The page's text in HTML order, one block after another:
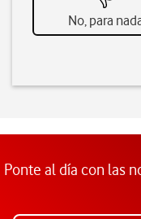
No, para
Ponte al día con las